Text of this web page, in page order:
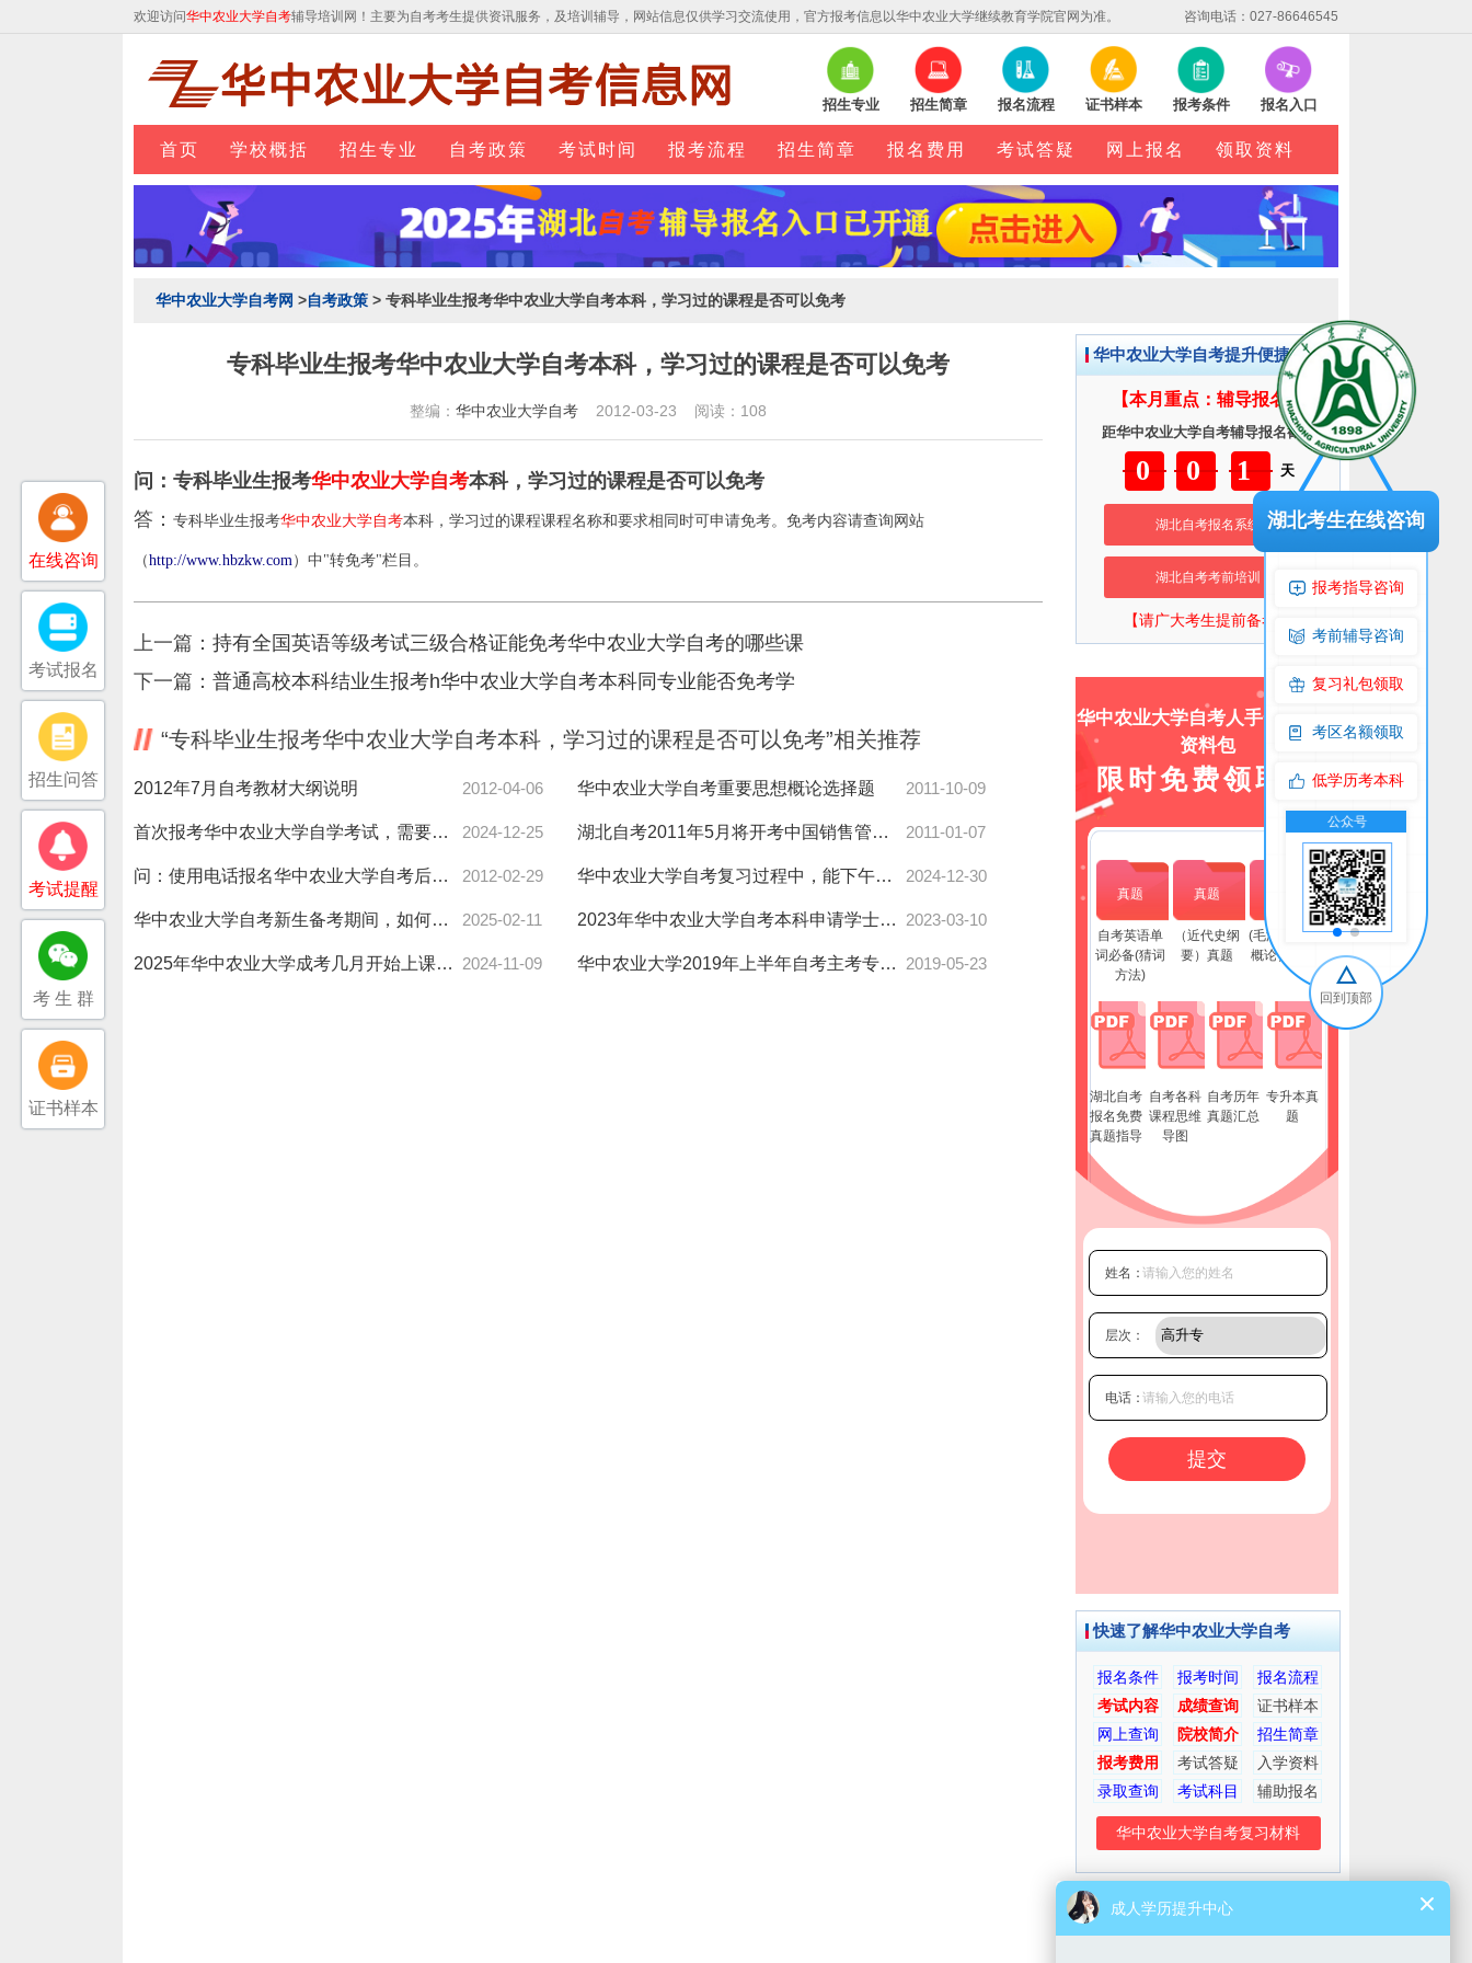
欢迎访问华中农业大学自考辅导培训网！主要为自考考生提供资讯服务，及培训辅导，网站信息仅供学习交流使用，官方报考信息以华中农业大学继续教育学院官网为准。 咨询电话：027-86646545
招生专业 招生简章 报名流程 证书样本 报考条件 报名入口
首页 学校概括 招生专业 自考政策 考试时间 报考流程 招生简章 报名费用 考试答疑 网上报名 领取资料
华中农业大学自考网 >自考政策 > 专科毕业生报考华中农业大学自考本科，学习过的课程是否可以免考
专科毕业生报考华中农业大学自考本科，学习过的课程是否可以免考
整编： 华中农业大学自考 2012-03-23 阅读：108
问：专科毕业生报考华中农业大学自考本科，学习过的课程是否可以免考
答： 专科毕业生报考华中农业大学自考本科，学习过的课程课程名称和要求相同时可申请免考。免考内容请查询网站
（http://www.hbzkw.com）中 "转免考"栏目。
上一篇： 持有全国英语等级考试三级合格证能免考华中农业大学自考的哪些课
下一篇： 普通高校本科结业生报考h华中农业大学自考本科同专业能否免考学
“专科毕业生报考华中农业大学自考本科，学习过的课程是否可以免考”相关推荐
2012年7月自考教材大纲说明 2012-04-06 华中农业大学自考重要思想概论选择题 2011-10-09
首次报考华中农业大学自学考试，需要花多长时间？ 2024-12-25 湖北自考2011年5月将开考中国销售管理专业水平证书 2011-01-07
问：使用电话报名华中农业大学自考后，电话卡是否就没用了 2012-02-29 华中农业大学自考复习过程中，能下午背单词吗？ 2024-12-30
华中农业大学自考新生备考期间，如何划分考点？ 2025-02-11 2023年华中农业大学自考本科申请学士学位外语考试通知 2023-03-10
2025年华中农业大学成考几月开始上课？有哪些学习方法？ 2024-11-09 华中农业大学2019年上半年自考主考专业实践考核报名通知 2019-05-23
华中农业大学自考提升便捷服务
【本月重点：辅导报名】
距华中农业大学自考辅导报名截止
001天
湖北自考报名系统
湖北自考考前培训
【请广大考生提前备考】
华中农业大学自考人手一份上岸
资料包
限时免费领取！
真题
自考英语单
词必备(猜词
方法)
真题
（近代史纲
要）真题
(毛泽东思想
概论）真题
湖北自考
报名免费
真题指导
自考各科
课程思维
导图
自考历年
真题汇总
专升本真
题
姓名：
层次：
电话：
快速了解华中农业大学自考
报名条件 报考时间
报名流程
考试内容
成绩查询
证书样本
网上查询
院校简介
招生简章
报考费用
考试答疑
入学资料
录取查询
考试科目 辅助报名
华中农业大学自考复习材料
考生交流群
在线咨询
考试报名
招生问答
考试提醒
考 生 群
证书样本
湖北考生在线咨询
报考指导咨询
考前辅导咨询
复习礼包领取
考区名额领取
低学历考本科
公众号 公众号
回到顶部